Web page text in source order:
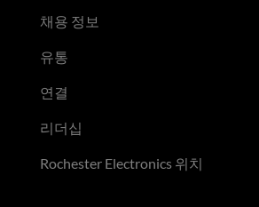
채용 정보
유통
연결
리더십
Rochester Electronics 위치